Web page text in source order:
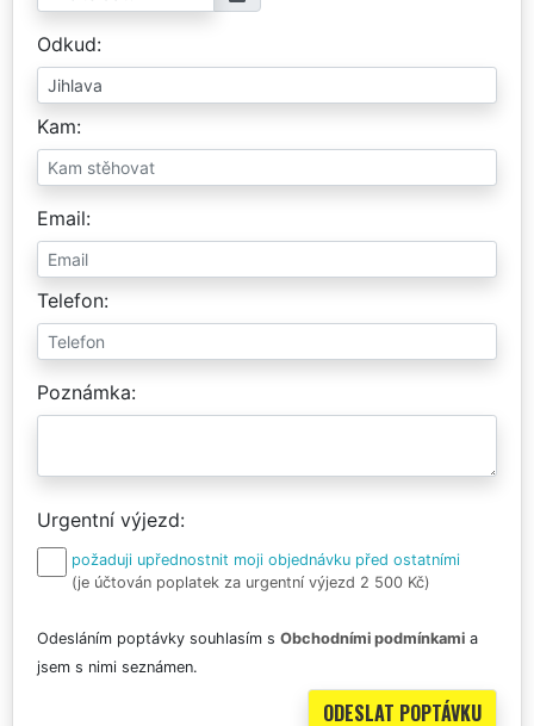
Odkud
Kam
Email
Telefon
Poznámka
Urgentní výjezd
požaduji upřednostnit moji objednávku před ostatními
(je účtován poplatek za urgentní výjezd 2 500 Kč)
Odesláním poptávky souhlasím s Obchodními podmínkami a
jsem s nimi seznámen.